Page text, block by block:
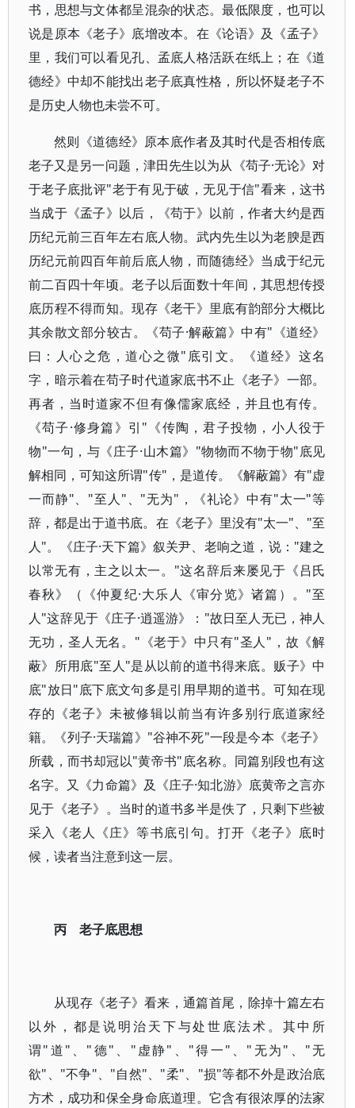
书，思想与文体都呈混杂的状态。最低限度，也可以
说是原本《老子》底增改本。在《论语》及《孟子》
里，我们可以看见孔、孟底人格活跃在纸上；在《道
德经》中却不能找出老子底真性格，所以怀疑老子不
是历史人物也未尝不可。
然则《道德经》原本底作者及其时代是否相传底
老子又是另一问题，津田先生以为从《苟子·无论》对
于老子底批评"老于有见于破，无见于信"看来，这书
当成于《孟子》以后，《苟于》以前，作者大约是西
历纪元前三百年左右底人物。武内先生以为老腴是西
历纪元前四百年前后底人物，而随德经》当成于纪元
前二百四十年顷。老子以后面数十年间，其思想传授
底历程不得而知。现存《老干》里底有韵部分大概比
其余散文部分较古。《苟子·解蔽篇》中有"《道经》
曰：人心之危，道心之微"底引文。《道经》这名
字，暗示着在苟子时代道家底书不止《老子》一部。
再者，当时道家不但有像儒家底经，并且也有传。
《苟子·修身篇》引"《传陶，君子投物，小人役于
物"一句，与《庄子·山木篇》"物物而不物于物"底见
解相同，可知这所谓"传"，是道传。《解蔽篇》有"虚
一而静"、"至人"、"无为"，《礼论》中有"太一"等
辞，都是出于道书底。在《老子》里没有"太一"、"至
人"。《庄子·天下篇》叙关尹、老响之道，说："建之
以常无有，主之以太一。"这名辞后来屡见于《吕氏
春秋》（《仲夏纪·大乐人《审分览》诸篇）。"至
人"这辞见于《庄子·逍遥游》："故日至人无已，神人
无功，圣人无名。"《老于》中只有"圣人"，故《解
蔽》所用底"至人"是从以前的道书得来底。贩子》中
底"放日"底下底文句多是引用早期的道书。可知在现
存的《老子》未被修辑以前当有许多别行底道家经
籍。《列子·天瑞篇》"谷神不死"一段是今本《老子》
所载，而书却冠以"黄帝书"底名称。同篇别段也有这
名字。又《力命篇》及《庄子·知北游》底黄帝之言亦
见于《老子》。当时的道书多半是佚了，只剩下些被
采入《老人《庄》等书底引句。打开《老子》底时
候，读者当注意到这一层。
丙 老子底思想
从现存《老子》看来，通篇首尾，除掉十篇左右
以外，都是说明治天下与处世底法术。其中所
谓"道"、"德"、"虚静"、"得一"、"无为"、"无
欲"、"不争"、"自然"、"柔"、"损"等都不外是政治底
方术，成功和保全身命底道理。它含有很浓厚的法家